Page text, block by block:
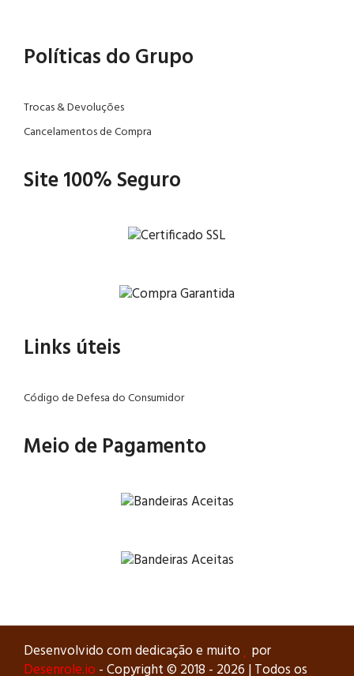
Políticas do Grupo
Trocas & Devoluções
Cancelamentos de Compra
Site 100% Seguro
Links úteis
Código de Defesa do Consumidor
Meio de Pagamento
Desenvolvido com dedicação e muito por
Desenrole.io - Copyright © 2018 - 2026 | Todos os